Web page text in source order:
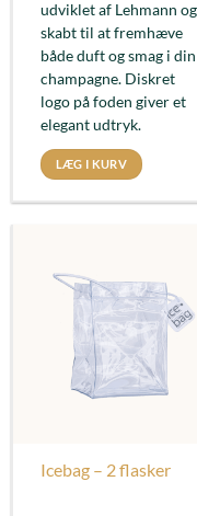
udviklet af Lehmann og
skabt til at fremhæve
både duft og smag i din
champagne. Diskret
logo på foden giver et
elegant udtryk.
LÆG I KURV
Icebag – 2 flasker